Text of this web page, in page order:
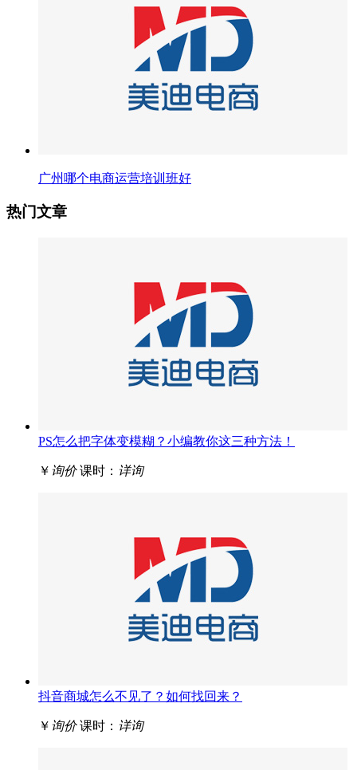
广州哪个电商运营培训班好
热门文章
PS怎么把字体变模糊？小编教你这三种方法！
￥ 询价 课时： 详询
抖音商城怎么不见了？如何找回来？
￥ 询价 课时： 详询